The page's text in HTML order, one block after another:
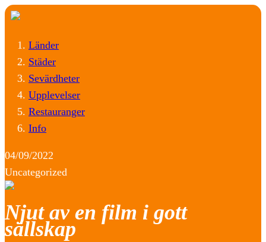
Länder
Städer
Sevärdheter
Upplevelser
Restauranger
Info
04/09/2022
Uncategorized
Njut av en film i gott
sällskap